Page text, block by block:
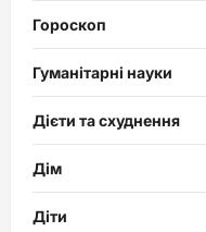
Гороскоп
Гуманітарні науки
Дієти та схуднення
Дім
Діти